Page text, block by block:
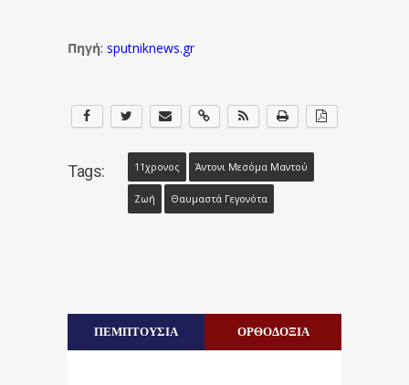
Πηγή: sputniknews.gr
Tags: 11χρονος Άντονι Μεσόμα Μαντού
Ζωή Θαυμαστά Γεγονότα
ΠΕΜΠΤΟΥΣΙΑ ΟΡΘΟΔΟΞΙΑ